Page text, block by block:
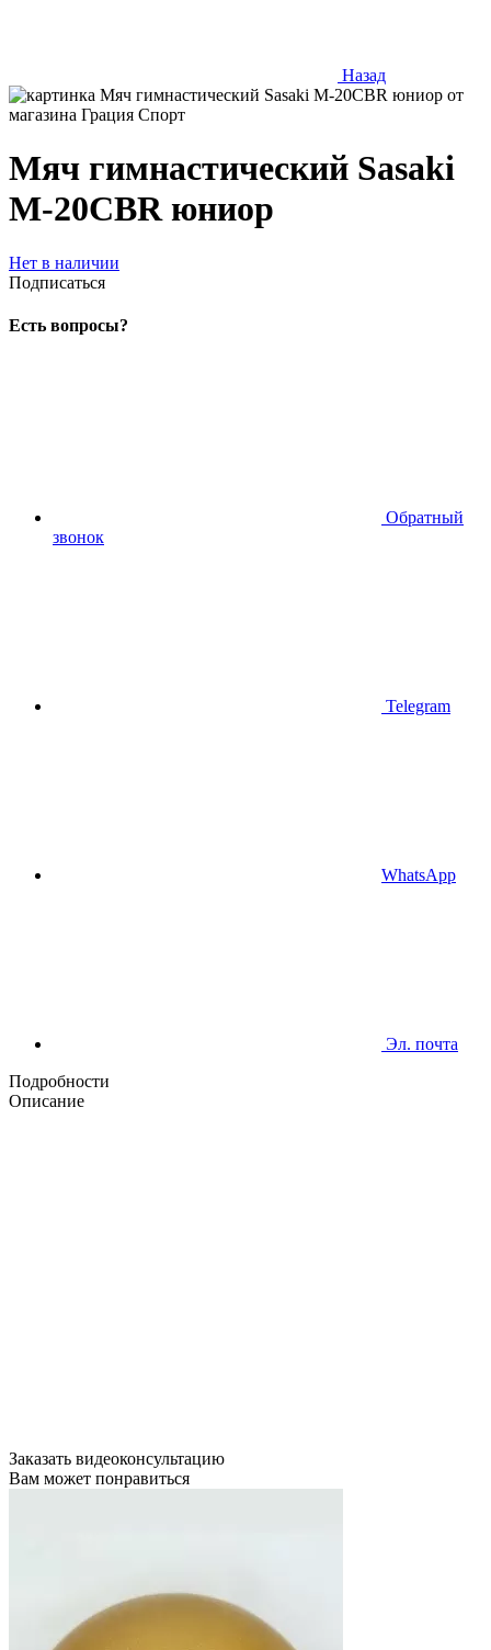
Назад
Мяч гимнастический Sasaki
M-20CBR юниор
Нет в наличии
Подписаться
Есть вопросы?
Обратный
звонок
Telegram
WhatsApp
Эл. почта
Подробности
Описание
Заказать видеоконсультацию
Вам может понравиться